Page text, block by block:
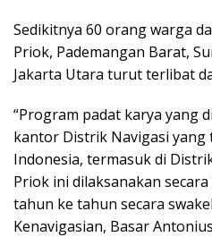
Sedikitnya 60 orang warga
Priok, Pademangan Barat,
Jakarta Utara turut terlibat
“Program padat karya yang
kantor Distrik Navigasi yang
Indonesia, termasuk di
Priok ini dilaksanakan
tahun ke tahun secara
Kenavigasian, Basar